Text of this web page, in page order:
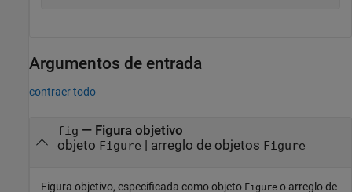
Argumentos de entrada
contraer todo
fig — Figura objetivo
objeto Figure | arreglo de objetos Figure
Figura objetivo, especificada como objeto Figure o arreglo de